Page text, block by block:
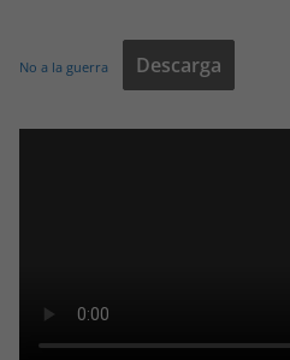
No a la guerra Descarga